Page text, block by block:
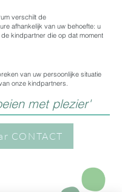
verschilt de
afhankelijk van uw behoefte: u
kindpartner die op dat moment
van uw persoonlijke situatie
onze kindpartners.
met plezier'
CONTACT